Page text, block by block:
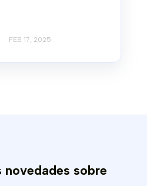
FEB 17, 2025
novedades sobre